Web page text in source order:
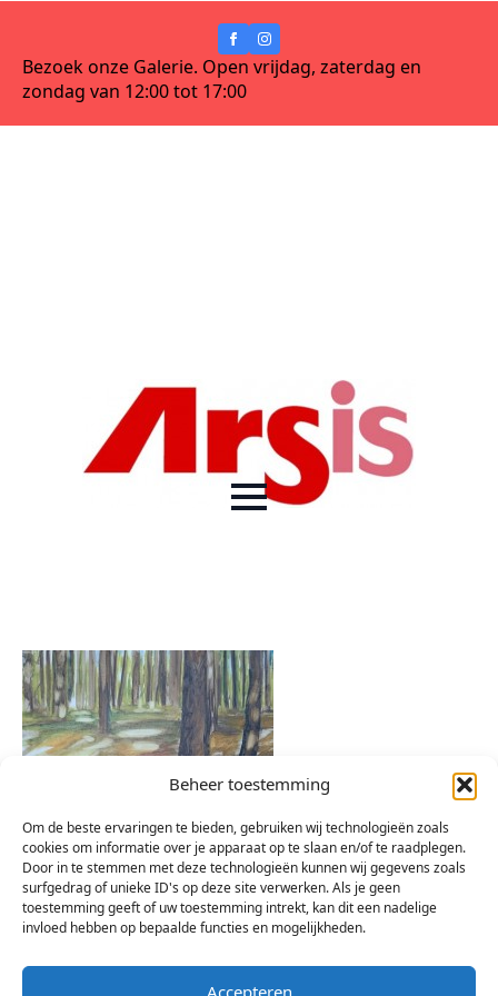
Beheer toestemming
Om de beste ervaringen te bieden, gebruiken wij technologieën zoals
cookies om informatie over je apparaat op te slaan en/of te raadplegen.
Door in te stemmen met deze technologieën kunnen wij gegevens zoals
surfgedrag of unieke ID's op deze site verwerken. Als je geen
toestemming geeft of uw toestemming intrekt, kan dit een nadelige
invloed hebben op bepaalde functies en mogelijkheden.
Accepteren
Bezoek onze Galerie. Open vrijdag, zaterdag en
zondag van 12:00 tot 17:00